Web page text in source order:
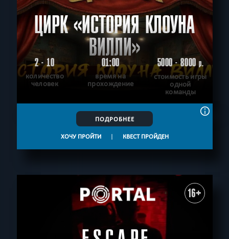
ЦИРК «ИСТОРИЯ КЛОУНА
ВИЛЛИ»
2 - 10
количество
человек
01:00
время на
прохождение
5000 - 8000р.
стоимость игры
одной
команды
ПОДРОБНЕЕ
ХОЧУ ПРОЙТИ | КВЕСТ ПРОЙДЕН
16+